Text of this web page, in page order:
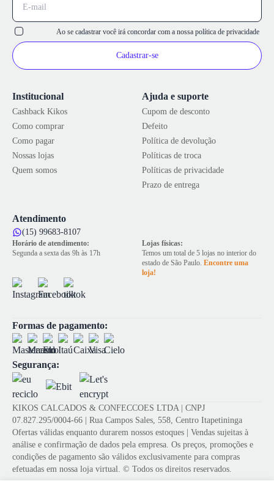
Institucional
Cashback Kikos
Como comprar
Como pagar
Nossas lojas
Quem somos
Ajuda e suporte
Cupom de desconto
Defeito
Política de devolução
Políticas de troca
Políticas de privacidade
Prazo de entrega
Atendimento
(15) 99683-8107
Horário de atendimento:
Segunda a sexta das 9h às 17h
Lojas físicas:
Temos um total de 5 lojas no interior do
estado de São Paulo. Encontre uma
loja!
Ao se cadastrar você irá concordar com a nossa política de privacidade
Cadastrar-se
Formas de pagamento:
Segurança:
KIKOS CALCADOS & CONFECCOES LTDA | CNPJ
07.827.295/0004-66 | Rua Campos Sales, 558, Centro Itapetininga
Ofertas válidas enquanto durarem nossos estoques | Vendas sujeitas à
análise e confirmação de dados pela empresa. Os preços, promoções e
condições de pagamento são válidos exclusivamente para compras
efetuadas em nossa loja virtual. © Todos os direitos reservados.